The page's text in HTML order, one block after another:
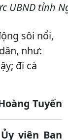
UBND tỉnh
sôi nổi,
như:
đi cà
Tuyến
viên Ban